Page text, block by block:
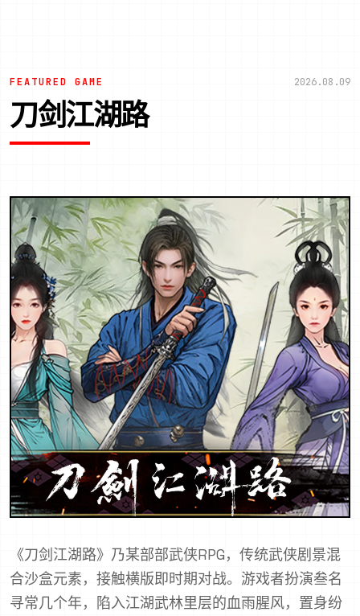
FEATURED GAME 2026.08.09
刀剑江湖路
《刀剑江湖路》乃某部部武侠RPG，传统武侠剧景混
合沙盒元素，接触横版即时期对战。游戏者扮演叁名
寻常几个年，陷入江湖武林里层的血雨腥风，置身纷